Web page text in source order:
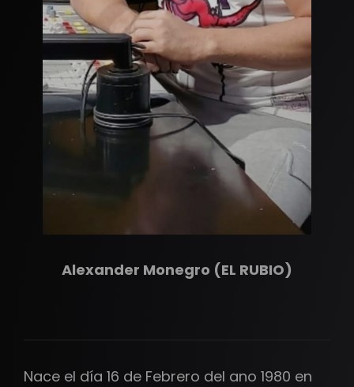
Alexander Monegro (EL RUBIO)
Nace el día 16 de Febrero del ano 1980 en